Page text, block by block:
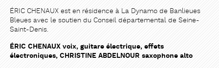
ÉRIC CHENAUX est en résidence à La Dynamo de Banlieues
Bleues avec le soutien du Conseil départemental de Seine-
Saint-Denis.
ÉRIC CHENAUX voix, guitare électrique, effets
électroniques, CHRISTINE ABDELNOUR saxophone alto